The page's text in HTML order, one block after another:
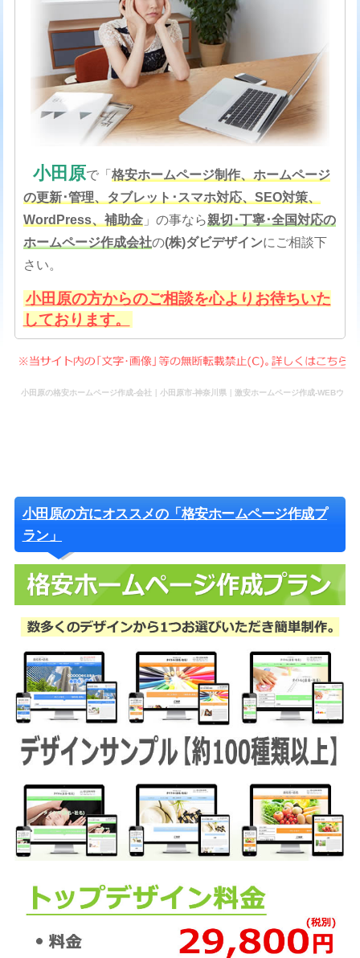
小田原で「 格安ホームページ制作、ホームページ
の更新･管理、タブレット･スマホ対応、SEO対策、
WordPress、補助金」の事なら親切･丁寧･全国対応の
ホームページ作成会社の(株)ダビデザインにご相談下
さい。
小田原の方からのご相談を心よりお待ちいた
しております。
小田原の格安ホームページ作成-会社｜小田原市-神奈川県｜激安ホームページ作成-WEBウ
小田原の方にオススメの「格安ホームページ作成プ
ラン」